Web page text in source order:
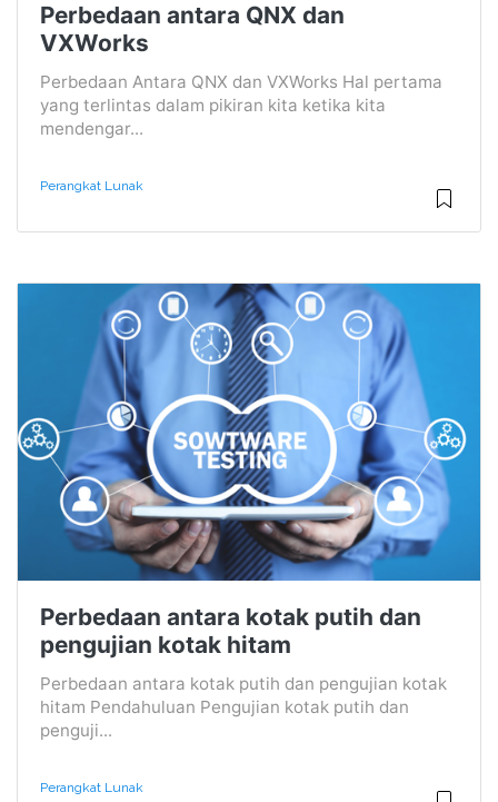
Perbedaan antara QNX dan
VXWorks
Perbedaan Antara QNX dan VXWorks Hal pertama
yang terlintas dalam pikiran kita ketika kita
mendengar...
Perangkat Lunak
Perbedaan antara kotak putih dan
pengujian kotak hitam
Perbedaan antara kotak putih dan pengujian kotak
hitam Pendahuluan Pengujian kotak putih dan
penguji...
Perangkat Lunak